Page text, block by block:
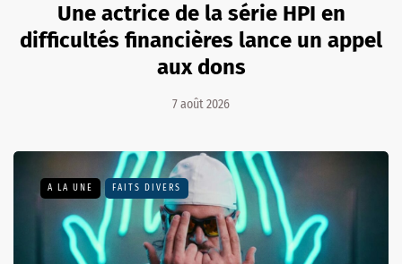
Une actrice de la série HPI en
difficultés financières lance un appel
aux dons
7 août 2026
A LA UNE FAITS DIVERS